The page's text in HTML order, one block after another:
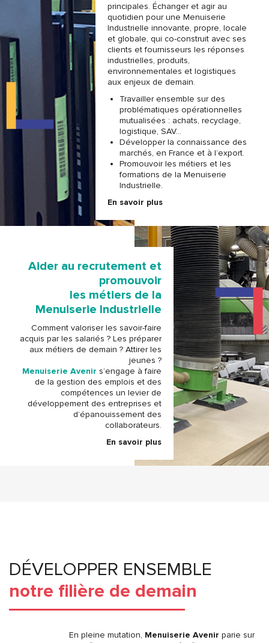
principales. Échanger et agir au
quotidien pour une Menuiserie
Industrielle innovante, propre, locale
et globale, qui co-construit avec ses
clients et fournisseurs les réponses
industrielles, produits,
environnementales et logistiques
aux enjeux de demain.
Travailler ensemble sur des
problématiques opérationnelles
mutualisées : achats, recyclage,
logistique, SAV…
Développer la connaissance des
marchés, en France et à l’export.
Promouvoir les métiers et les
formations de la Menuiserie
Industrielle.
En savoir plus
Aider au recrutement et
promouvoir
les métiers de la
Menuiserie Industrielle
Comment valoriser les savoir-faire
acquis par les salariés ? Les préparer
aux métiers de demain ? Attirer les
jeunes ?
Menuiserie Avenir s’engage à faire
de la gestion des emplois et des
compétences un levier de
développement des entreprises et
d’épanouissement des
collaborateurs.
En savoir plus
DÉVELOPPER ENSEMBLE
notre filière de demain
En pleine mutation, Menuiserie Avenir parie sur